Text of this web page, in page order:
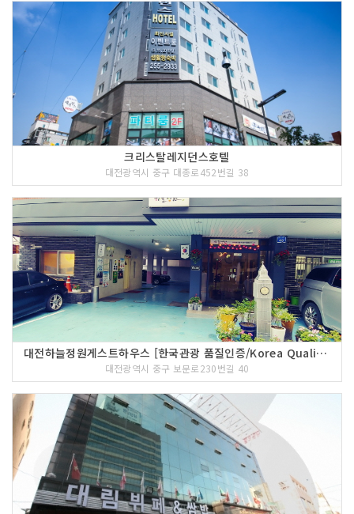
크리스탈레지던스호텔
대전광역시 중구 대종로452번길 38
대전하늘정원게스트하우스 [한국관광 품질인증/Korea Quality]
대전광역시 중구 보문로230번길 40